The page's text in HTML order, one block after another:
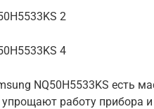
2
4
NQ50H5533KS есть
работу прибора